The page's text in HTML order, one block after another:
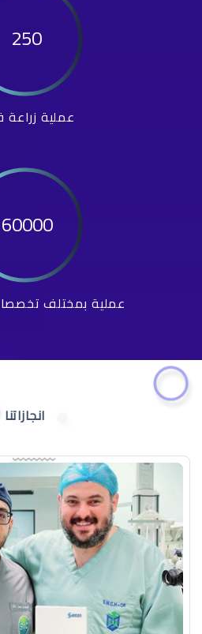
250
عملية زراعة
60000
عملية بمختلف
انجازاتنا